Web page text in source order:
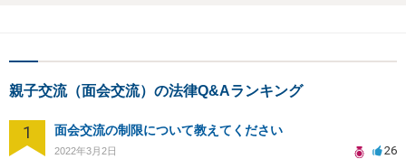
親子交流（面会交流）の法律Q&Aランキング
1 面会交流の制限について教えてください
2022年3月2日 26